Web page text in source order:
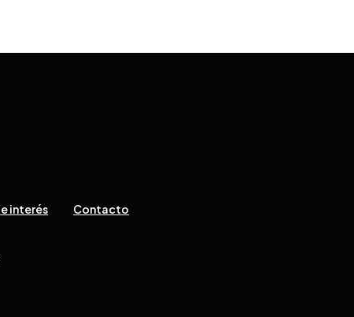
interés Contacto